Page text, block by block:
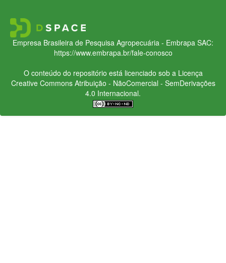
Empresa Brasileira de Pesquisa Agropecuária - Embrapa SAC:
https://www.embrapa.br/fale-conosco
O conteúdo do repositório está licenciado sob a Licença
Creative CommonsAtribuição - NãoComercial - SemDerivações
4.0 Internacional.